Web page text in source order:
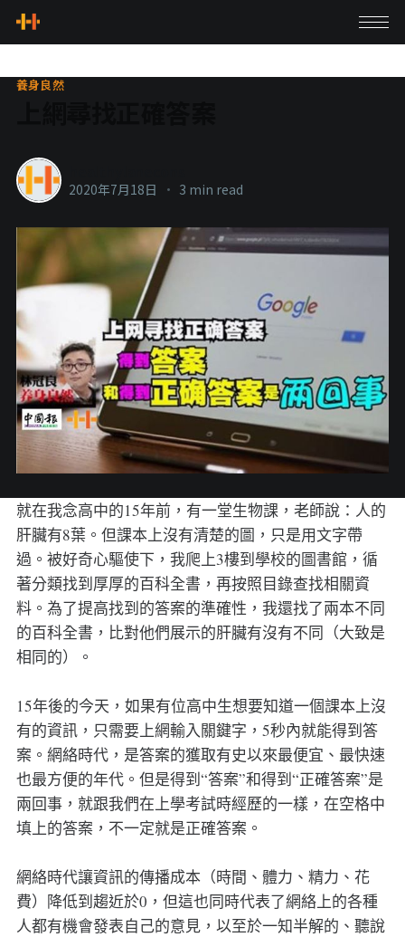
養身良然
2020年7月18日 • 3 min read
就在我念高中的15年前，有一堂生物課，老師說：人的
肝臟有8葉。但課本上沒有清楚的圖，只是用文字帶
過。被好奇心驅使下，我爬上3樓到學校的圖書館，循
著分類找到厚厚的百科全書，再按照目錄查找相關資
料。為了提高找到的答案的準確性，我還找了兩本不同
的百科全書，比對他們展示的肝臟有沒有不同（大致是
相同的）。
15年後的今天，如果有位高中生想要知道一個課本上沒
有的資訊，只需要上網輸入關鍵字，5秒內就能得到答
案。網絡時代，是答案的獲取有史以來最便宜、最快速
也最方便的年代。但是得到“答案”和得到“正確答案”是
兩回事，就跟我們在上學考試時經歷的一樣，在空格中
填上的答案，不一定就是正確答案。
網絡時代讓資訊的傳播成本（時間、體力、精力、花
費）降低到趨近於0，但這也同時代表了網絡上的各種
人都有機會發表自己的意見，以至於一知半解的、聽說